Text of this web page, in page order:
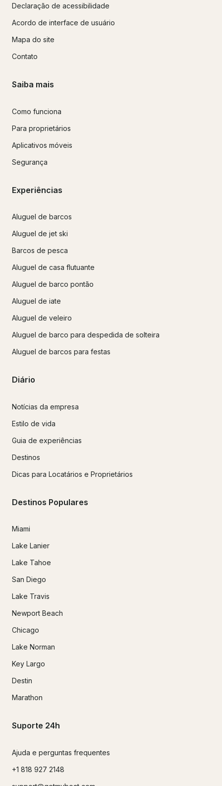
Declaração de acessibilidade
Acordo de interface de usuário
Mapa do site
Contato
Saiba mais
Como funciona
Para proprietários
Aplicativos móveis
Segurança
Experiências
Aluguel de barcos
Aluguel de jet ski
Barcos de pesca
Aluguel de casa flutuante
Aluguel de barco pontão
Aluguel de iate
Aluguel de veleiro
Aluguel de barco para despedida de solteira
Aluguel de barcos para festas
Diário
Notícias da empresa
Estilo de vida
Guia de experiências
Destinos
Dicas para Locatários e Proprietários
Destinos Populares
Miami
Lake Lanier
Lake Tahoe
San Diego
Lake Travis
Newport Beach
Chicago
Lake Norman
Key Largo
Destin
Marathon
Suporte 24h
Ajuda e perguntas frequentes
+1 818 927 2148